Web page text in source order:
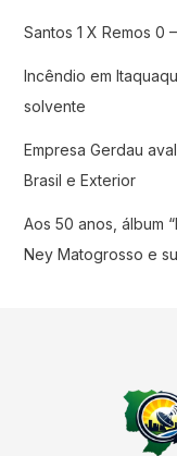
Santos 1 X Remos 0
Incêndio em
solvente
Empresa Gerdau
Brasil e Exterior
Aos 50 anos, álbum
Ney Matogrosso e